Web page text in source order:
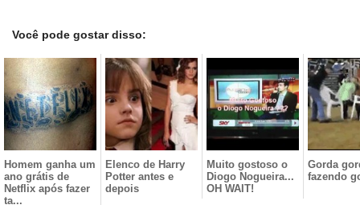
Você pode gostar disso:
Homem ganha um
ano grátis de
Netflix após fazer
ta...
Elenco de Harry
Potter antes e
depois
Muito gostoso o
Diogo Nogueira...
OH WAIT!
Gorda
fazendo